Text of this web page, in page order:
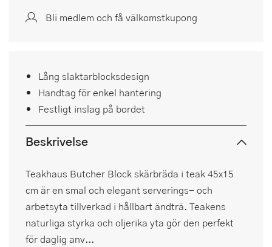
Bli medlem och få välkomstkupong
Lång slaktarblocksdesign
Handtag för enkel hantering
Festligt inslag på bordet
Beskrivelse
Teakhaus Butcher Block skärbräda i teak 45x15
cm är en smal och elegant serverings- och
arbetsyta tillverkad i hållbart ändträ. Teakens
naturliga styrka och oljerika yta gör den perfekt
för daglig anv...